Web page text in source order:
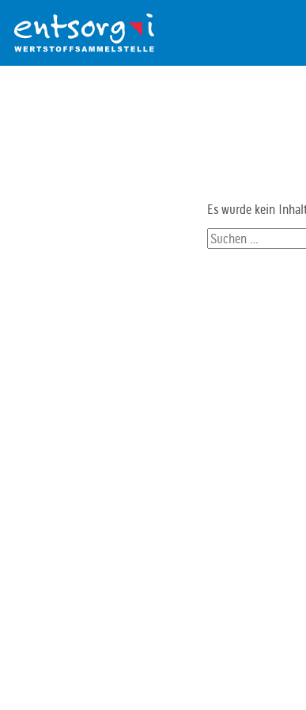
Inhalt
der
Es wurde kein
Suchen
nach: